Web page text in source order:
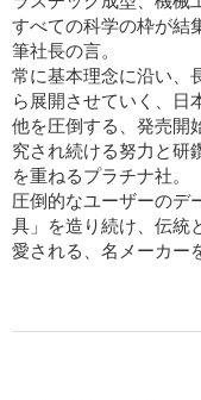
すべての科学の枠が結
筆社長の言。
常に基本理念に沿い、
ら展開させていく、日
他を圧倒する、発売開
究され続ける努力と研
を重ねるプラチナ社。
圧倒的なユーザーのデ
具」を造り続け、伝統
愛される、名メーカー